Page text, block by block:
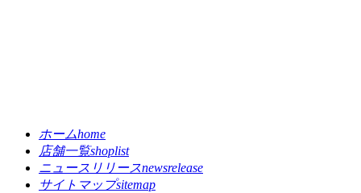
ホームhome
店舗一覧shoplist
ニュースリリースnewsrelease
サイトマップsitemap